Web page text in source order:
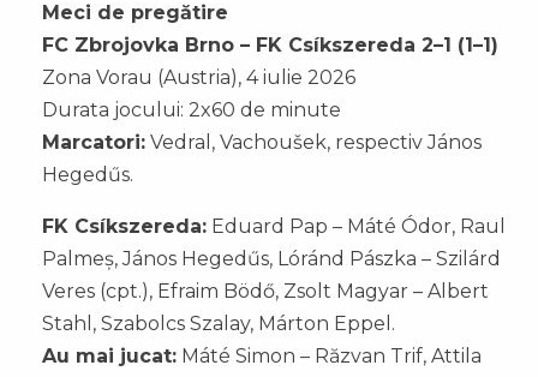
Meci de pregătire
FC Zbrojovka Brno – FK Csíkszereda 2–1 (1–1)
Zona Vorau (Austria), 4 iulie 2026
Durata jocului: 2x60 de minute
Marcatori: Vedral, Vachoušek, respectiv János
Hegedűs.
FK Csíkszereda: Eduard Pap – Máté Ódor, Raul
Palmeș, János Hegedűs, Lóránd Pászka – Szilárd
Veres (cpt.), Efraim Bödő, Zsolt Magyar – Albert
Stahl, Szabolcs Szalay, Márton Eppel.
Au mai jucat: Máté Simon – Răzvan Trif, Attila